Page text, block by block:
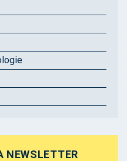
NEWSLETTER